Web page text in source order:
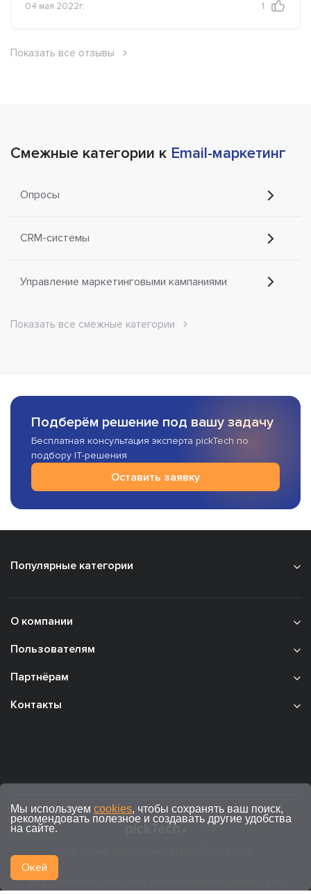
04 мая 2022г. 1
Показать все отзывы
Смежные категории к Email-маркетинг
Опросы
CRM-системы
Управление маркетинговыми кампаниями
Показать все смежные категории
Подберём решение под вашу задачу
Бесплатная консультация эксперта pickTech по
подбору IT-решения
Оставить заявку
Популярные категории
О компании
Пользователям
Партнёрам
Контакты
Информация на сайте носит ознакомительный характер и не
Мы используем cookies, чтобы сохранять ваш поиск,
рекомендовать полезное и создавать другие удобства
на сайте.
Окей